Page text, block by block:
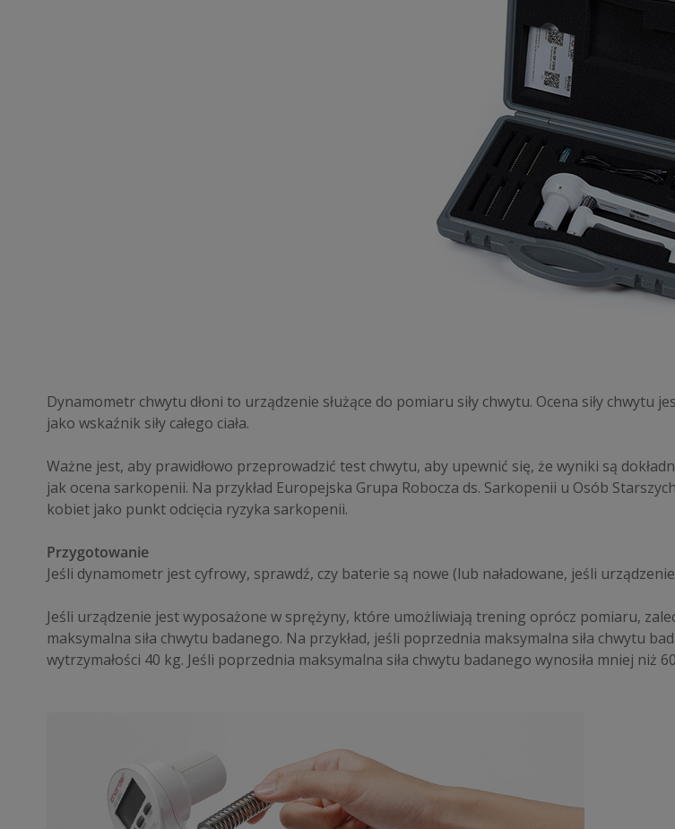
Dynamometr chwytu dłoni to urządzenie służące do pomiaru siły chwytu. Ocena siły chwytu
jako wskaźnik siły całego ciała.
Ważne jest, aby prawidłowo przeprowadzić test chwytu, aby upewnić się, że wyniki są
jak ocena sarkopenii. Na przykład Europejska Grupa Robocza ds. Sarkopenii u Osób
kobiet jako punkt odcięcia ryzyka sarkopenii.
Przygotowanie
Jeśli dynamometr jest cyfrowy, sprawdź, czy baterie są nowe (lub naładowane, jeśli
Jeśli urządzenie jest wyposażone w sprężyny, które umożliwiają trening oprócz pomiaru,
maksymalna siła chwytu badanego. Na przykład, jeśli poprzednia maksymalna siła chwytu
wytrzymałości 40 kg. Jeśli poprzednia maksymalna siła chwytu badanego wynosiła mniej niż